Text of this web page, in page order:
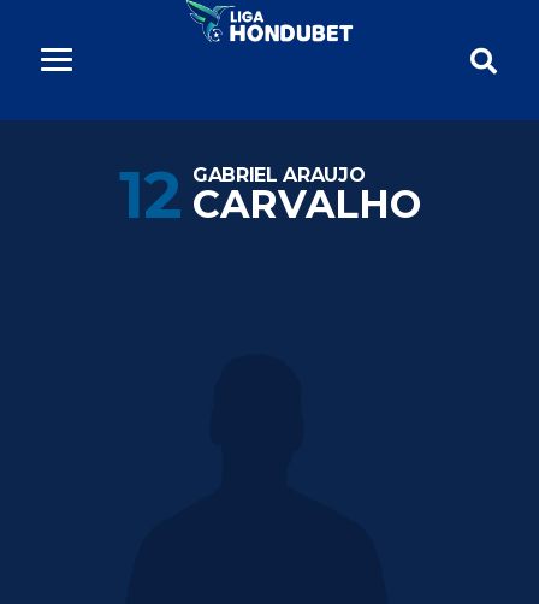
12 GABRIEL ARAUJO
CARVALHO